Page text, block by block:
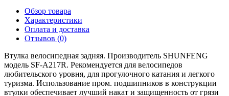
Обзор товара
Характеристики
Оплата и доставка
Отзывов (0)
Втулка велосипедная задняя. Производитель SHUNFENG
модель SF-A217R. Рекомендуется для велосипедов
любительского уровня, для прогулочного катания и легкого
туризма. Использование пром. подшипников в конструкции
втулки обеспечивает лучший накат и защищенность от грязи